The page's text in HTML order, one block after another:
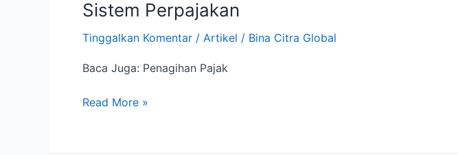
Sistem Perpajakan
Tinggalkan Komentar / Artikel / Bina Citra Global
Baca Juga: Penagihan Pajak
Read More »